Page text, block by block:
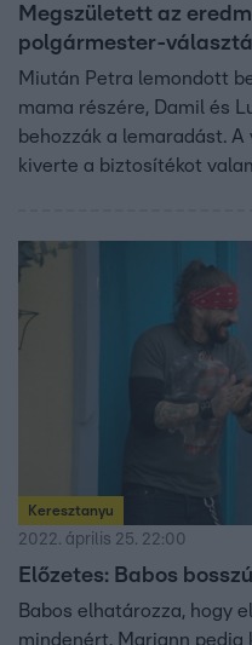
Megszületett az
polgármester-
Miután Petra lemondott
mama részére, Damil és
behozzák a lemaradást.
kiverte a biztosítékot
Keresztanyu
2022. április 25. 22:00
Előzetes: Babos
Babos elhatározza, hogy
mindenért. Mariann pedig